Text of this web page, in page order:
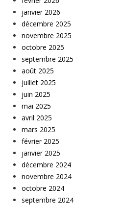
janvier 2026
décembre 2025
novembre 2025
octobre 2025
septembre 2025
août 2025
juillet 2025
juin 2025
mai 2025
avril 2025
mars 2025
février 2025
janvier 2025
décembre 2024
novembre 2024
octobre 2024
septembre 2024